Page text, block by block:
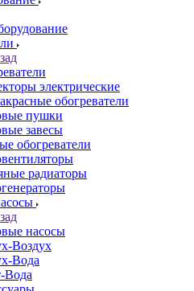
электрические
обогреватели
пушки
завесы
обогреватели
радиаторы
насосы
Воздух
Вода
Вода